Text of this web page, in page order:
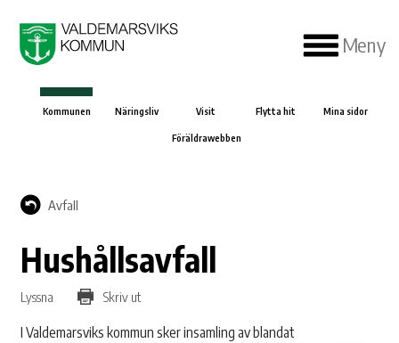
Meny
Kommunen Näringsliv Visit Flytta hit Mina sidor
Föräldrawebben
Avfall
Hushållsavfall
Lyssna Skriv ut
I Valdemarsviks kommun sker insamling av blandat